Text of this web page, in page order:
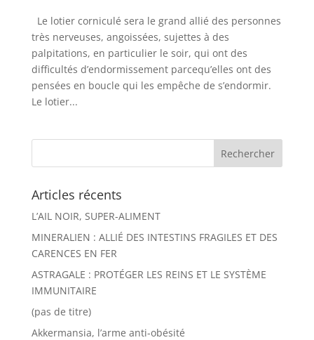
Le lotier corniculé sera le grand allié des personnes
très nerveuses, angoissées, sujettes à des
palpitations, en particulier le soir, qui ont des
difficultés d’endormissement parcequ’elles ont des
pensées en boucle qui les empêche de s’endormir.
Le lotier...
Articles récents
L’AIL NOIR, SUPER-ALIMENT
MINERALIEN : ALLIÉ DES INTESTINS FRAGILES ET DES
CARENCES EN FER
ASTRAGALE : PROTÉGER LES REINS ET LE SYSTÈME
IMMUNITAIRE
(pas de titre)
Akkermansia, l’arme anti-obésité